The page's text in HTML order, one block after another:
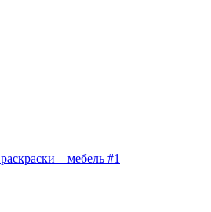
раскраски – мебель #1